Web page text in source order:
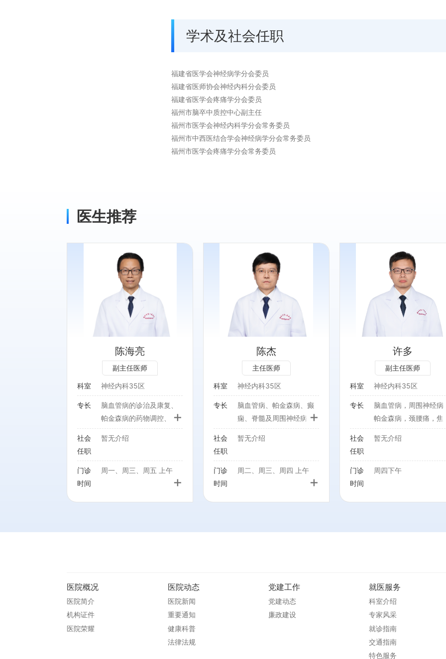
学术及社会任职
福建省医学会神经病学分会委员
福建省医师协会神经内科分会委员
福建省医学会疼痛学分会委员
福州市脑卒中质控中心副主任
福州市医学会神经内科学分会常务委员
福州市中西医结合学会神经病学分会常务委员
福州市医学会疼痛学分会常务委员
医生推荐
陈海亮
副主任医师
科室 神经内科35区
专长
脑血管病的诊治及康复、
帕金森病的药物调控、周
围神经病和病理性疼痛，
以及神经系统器质性病变
神异常的治疗
+
社会
任职
暂无介绍
门诊
时间
周一、周三、周五 上午
+
陈杰
主任医师
科室 神经内科35区
专长
脑血管病、帕金森病、癫
痫、脊髓及周围神经病、
神经病理性疼痛等疾病的
诊疗
+
社会
任职
暂无介绍
门诊
时间
周二、周三、周四 上午
+
专长：
脑血管病、帕金森病、癫
痫、脊髓及周围神经病、神
经病理性疼痛等疾病的诊疗
许多
副主任医师
科室 神经内科35区
专长
脑血管病，周围神经病
帕金森病，颈腰痛，焦
虑，失眠
社会
任职
暂无介绍
门诊
时间
周四下午
专长：
脑血管病，周围神经病，帕
金森病，颈腰痛，焦虑，失
医院概况
医院简介
机构证件
医院荣耀
医院动态
医院新闻
重要通知
健康科普
法律法规
党建工作
党建动态
廉政建设
就医服务
科室介绍
专家风采
就诊指南
交通指南
特色服务